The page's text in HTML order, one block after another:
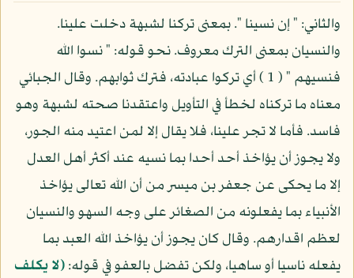
والثاني: " إن نسينا ". بمعنى تركنا لشبهة دخلت علينا.
والنسيان بمعنى الترك معروف. نحو قوله: " نسوا الله
فنسيهم " ( 1 ) أي تركوا عبادته، فترك ثوابهم. وقال الجبائي
معناه ما تركناه لخطأ في التأويل واعتقدنا صحته لشبهة وهو
فاسد. فأما لا تجر علينا، فلا يقال إلا لمن اعتيد منه الجور،
ولا يجوز أن يؤاخذ أحد أحدا بما نسيه عند أكثر أهل العدل
إلا ما يحكى عن جعفر بن ميسر من أن الله تعالى يؤاخذ
الأنبياء بما يفعلونه من الصغائر على وجه السهو والنسيان
لعظم اقدارهم. وقال كان يجوز أن يؤاخذ الله العبد بما
يفعله ناسيا أو ساهيا، ولكن تفضل بالعفو في قوله:(لا يكلف